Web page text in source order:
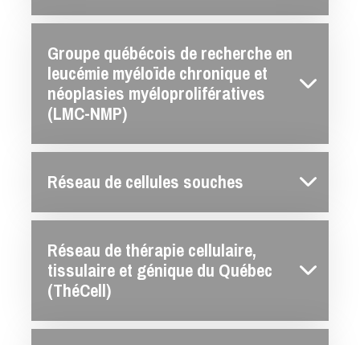
Groupe québécois de recherche en
leucémie myéloïde chronique et
néoplasies myéloprolifératives
(LMC-NMP)
Réseau de cellules souches
Réseau de thérapie cellulaire,
tissulaire et génique du Québec
(ThéCell)